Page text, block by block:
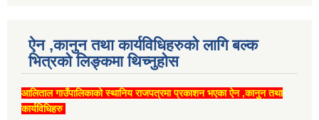
ऐन ,कानुन तथा कार्यविधिहरुको लागि बल्क
भित्रको लिङ्कमा थिच्‍नुहोस
आलिताल गाउँपालिकाको स्थानिय राजपत्रमा प्रकाशन भएका ऐन ,कानुन तथा
कार्यविधिहरु